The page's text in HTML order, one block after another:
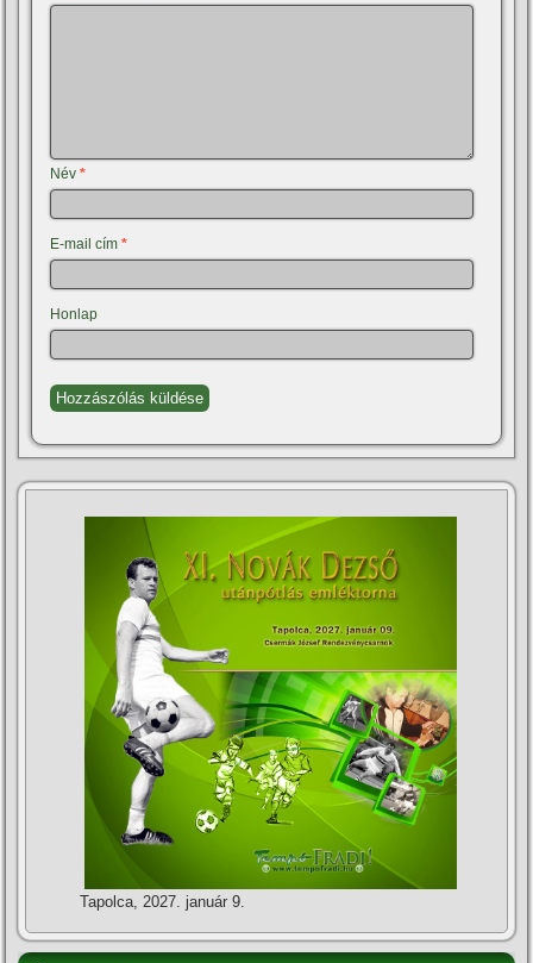
Név*
E-mail cím*
Honlap
Tapolca, 2027. január 9.